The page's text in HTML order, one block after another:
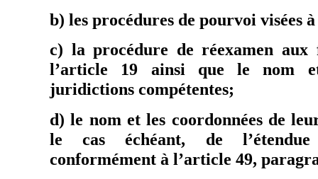
b) les procédures de pourvoi visées
c) la procédure de réexamen aux
l’article 19 ainsi que le nom et
juridictions compétentes;
d) le nom et les coordonnées de
le cas échéant, de
conformément à l’article 49,